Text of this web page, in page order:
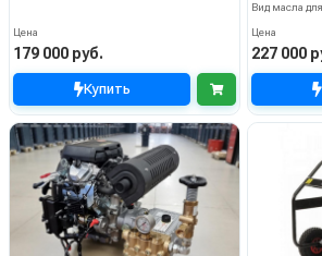
Цена
179 000 руб.
Купить
Вид масла
Цена
227 000